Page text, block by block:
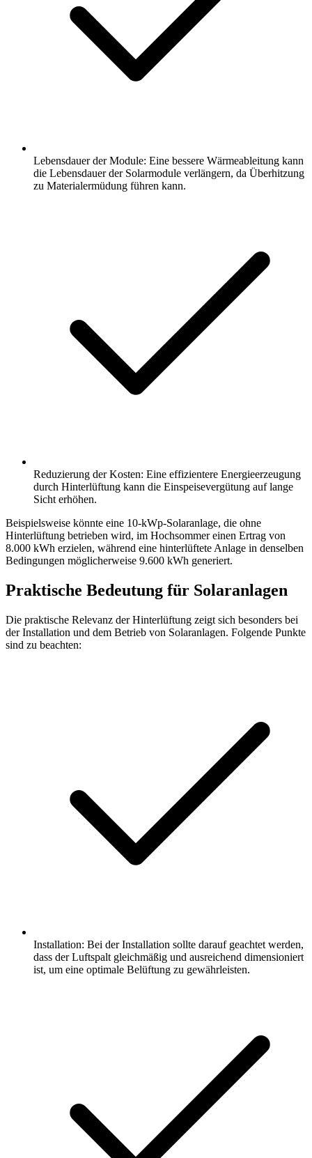
Lebensdauer der Module: Eine bessere Wärmeableitung kann
die Lebensdauer der Solarmodule verlängern, da Überhitzung
zu Materialermüdung führen kann.
Reduzierung der Kosten: Eine effizientere Energieerzeugung
durch Hinterlüftung kann die Einspeisevergütung auf lange
Sicht erhöhen.
Beispielsweise könnte eine 10-kWp-Solaranlage, die ohne
Hinterlüftung betrieben wird, im Hochsommer einen Ertrag von
8.000 kWh erzielen, während eine hinterlüftete Anlage in denselben
Bedingungen möglicherweise 9.600 kWh generiert.
Praktische Bedeutung für Solaranlagen
Die praktische Relevanz der Hinterlüftung zeigt sich besonders bei
der Installation und dem Betrieb von Solaranlagen. Folgende Punkte
sind zu beachten:
Installation: Bei der Installation sollte darauf geachtet werden,
dass der Luftspalt gleichmäßig und ausreichend dimensioniert
ist, um eine optimale Belüftung zu gewährleisten.